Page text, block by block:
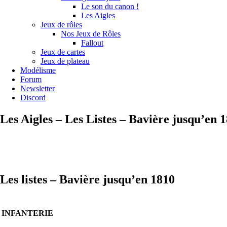
Le son du canon !
Les Aigles
Jeux de rôles
Nos Jeux de Rôles
Fallout
Jeux de cartes
Jeux de plateau
Modélisme
Forum
Newsletter
Discord
Les Aigles – Les Listes – Bavière jusqu’en
Les listes – Bavière jusqu’en 1810
INFANTERIE